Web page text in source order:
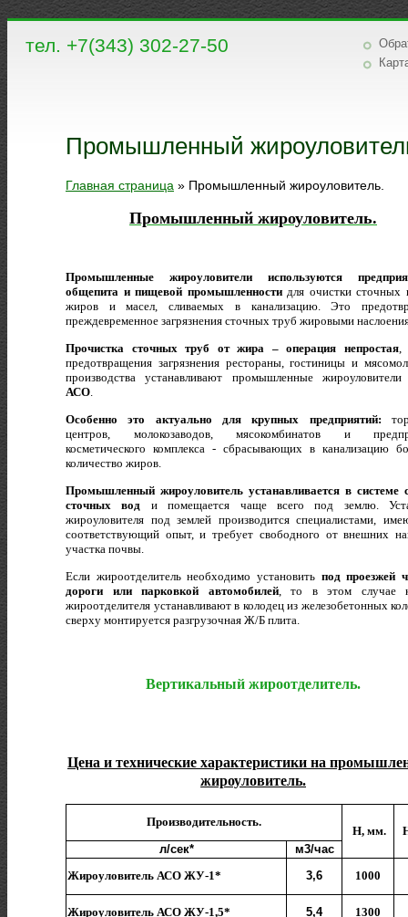
тел. +7(343) 302-27-50
Промышленный
Главная страница » Промышленный жироуловитель.
Промышленный жироуловитель.
Промышленные жироуловители используются
общепита и пищевой промышленностидля очистки сточных
жиров и масел, сливаемых в канализацию. Это
преждевременное загрязнения сточных труб жировыми
Прочистка сточных труб от жира – операция непростая,
предотвращения загрязнения рестораны, гостиницы и
производства устанавливают промышленные жироуловители
АСО
Особенно это актуально для крупных предприятий:
центров, молокозаводов, мясокомбинатов и
косметического комплекса - сбрасывающих в канализацию
количество жиров.
Промышленный жироуловитель устанавливается в системе
сточных вод и помещается чаще всего под землю.
жироуловителя под землей производится специалистами,
соответствующий опыт, и требует свободного от внешних
участка почвы.
Если жироотделитель необходимо установить под проезжей
дороги или парковкой автомобилей, то в этом случае
жироотделителя устанавливают в колодец из железобетонных
сверху монтируется разгрузочная Ж/Б плита.
Вертикальный жироотделитель.
Цена и технические характеристики на
жироуловитель.
Производительность.
Н, мм.
л/сек*
м3/час
Жироуловитель АСО ЖУ-1*
3,6 1000
Жироуловитель АСО ЖУ-1,5* 5,4 1300